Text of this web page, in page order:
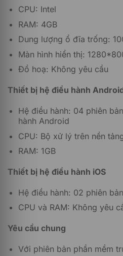
Khi sử dụng phần mềm này,
nhận thấy được những hiệu
lý thông tin, tài liệu và dữ liệu
tổ chức. Bằng cách này, năng
tăng cường và thời gian thực
đáng kể.
Các tính năng có trong
Syntex – Monthly
CPU: Intel
RAM: 4GB
Dung lượng ổ đĩa trống:
Màn hình hiển thị:
Đồ hoạ: Không yêu cầu
Thiết bị hệ điều hành
Hệ điều hành: 04 phiên
hành Android
CPU: Bộ xử lý trên nền
RAM: 1GB
Thiết bị hệ điều hành iOS
Hệ điều hành: 02 phiên
CPU và RAM: Không yêu
Yêu cầu chung
Với phiên bản phần mềm